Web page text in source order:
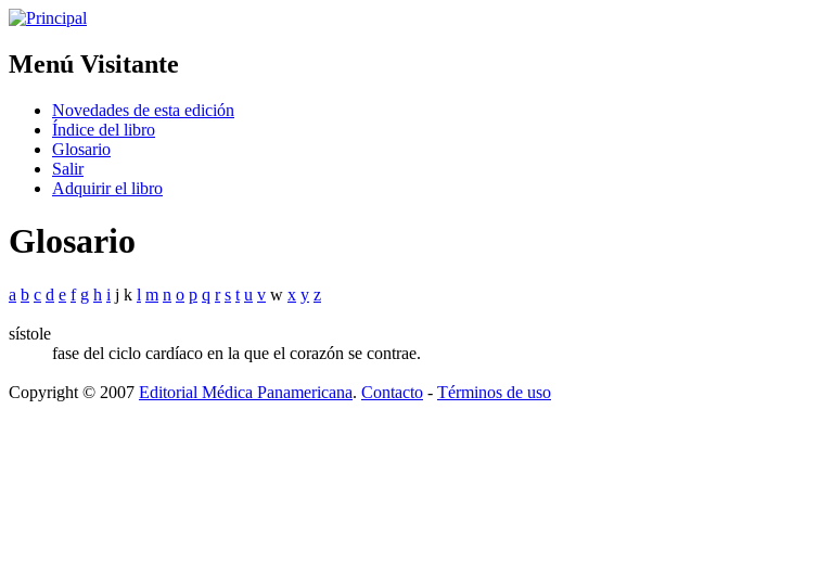
Menú Visitante
Novedades de esta edición
Índice del libro
Glosario
Salir
Adquirir el libro
Glosario
a b c d e f g h i j k l m n o p q r s t u v w x y z
sístole
fase del ciclo cardíaco en la que el corazón se contrae.
Copyright © 2007 Editorial Médica Panamericana. Contacto - Términos de uso